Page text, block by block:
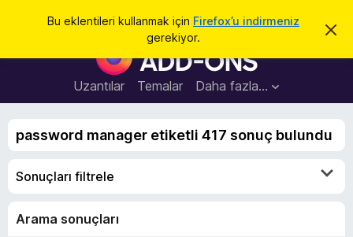
Bu eklentileri kullanmak için Firefox’u indirmeniz
gerekiyor.
B
i
i
m
k
a
F
i
r
e
o
Uzantılar Temalar Daha fazla…
a
password manager etiketli 417 sonuç bulundu
Sonuçları filtrele
Arama sonuçları